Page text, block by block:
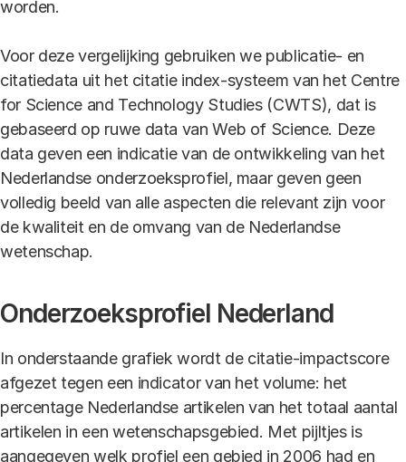
worden.
Voor deze vergelijking gebruiken we publicatie- en
citatiedata uit het citatie index-systeem van het Centre
for Science and Technology Studies (CWTS), dat is
gebaseerd op ruwe data van Web of Science. Deze
data geven een indicatie van de ontwikkeling van het
Nederlandse onderzoeksprofiel, maar geven geen
volledig beeld van alle aspecten die relevant zijn voor
de kwaliteit en de omvang van de Nederlandse
wetenschap.
Onderzoeksprofiel Nederland
In onderstaande grafiek wordt de citatie-impactscore
afgezet tegen een indicator van het volume: het
percentage Nederlandse artikelen van het totaal aantal
artikelen in een wetenschapsgebied. Met pijltjes is
aangegeven welk profiel een gebied in 2006 had en